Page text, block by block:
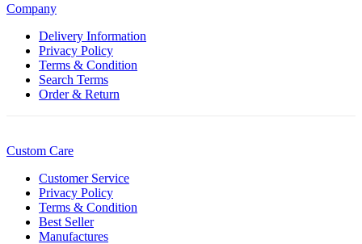
Company
Delivery Information
Privacy Policy
Terms & Condition
Search Terms
Order & Return
Custom Care
Customer Service
Privacy Policy
Terms & Condition
Best Seller
Manufactures